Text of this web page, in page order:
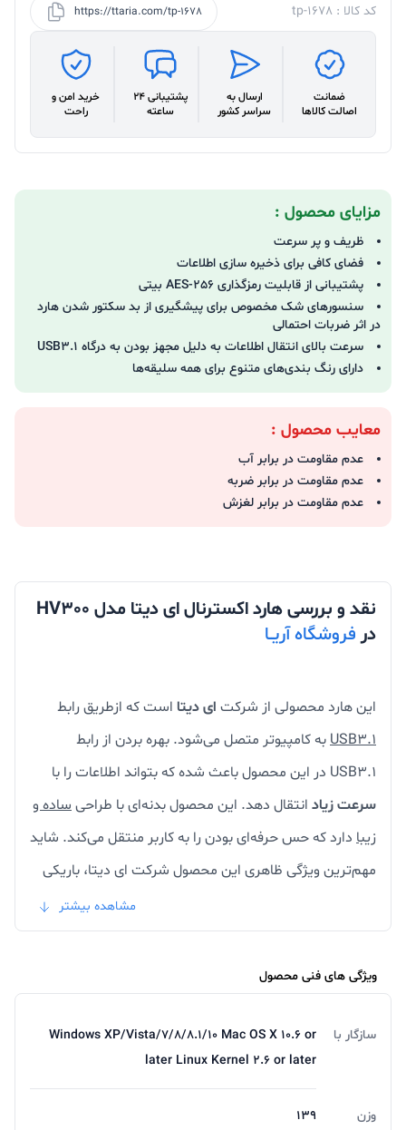
کد کالا : tp-1678 https://ttaria.com/tp-1678
ضمانت
اصالت کالاها
ارسال به
سراسر کشور
پشتیبانی 24
ساعته
خرید امن و
راحت
مزایای محصول :
ظریف و پر سرعت
فضای کافی برای ذخیره سازی اطلاعات
پشتیبانی از قابلیت رمزگذاری AES-256 بیتی
سنسورهای شک مخصوص برای پیشگیری از بد سکتور شدن هارد
در اثر ضربات احتمالی
سرعت بالای انتقال اطلاعات به دلیل مجهز بودن به درگاه USB3.1
دارای رنگ بندی‌های متنوع برای همه سلیقه‌ها
معایب محصول :
عدم مقاومت در برابر آب
عدم مقاومت در برابر ضربه
عدم مقاومت در برابر لغزش
نقد و بررسی هارد اکسترنال ای دیتا مدل HV300
درفروشگاه آریــا
این هارد محصولی از شرکت ای دیتا است که ازطریق رابط
USB3.1به کامپیوتر متصل می‌شود. بهره بردن از رابط
USB3.1 در این محصول باعث شده که بتواند اطلاعات را با
سرعت زیاد انتقال دهد. این محصول بدنه‌ای با طراحیساده و
زیبا دارد که حس حرفه‌ای بودن را به کاربر منتقل می‌کند. شاید
مهم‌ترین ویژگی ظاهری این محصول شرکت ای دیتا، باریکی
آن است؛ وزن این هارد هم 139.8 گرم است و به راحتی
می‌‌توان آن را در کیف لپ‌تاپ خود قرار داده و همیشه با خود
است که برای اتصال این هارد از طریق رابط USB 2.0 به دو
درگاه USB نیاز خواهید داشت؛ برای این کار باید از کابل
مشاهده بیشتر
ویژگی های فنی محصول
سازگار با
Windows XP/Vista/۷/۸/۸.۱/۱۰ Mac OS X ۱۰.۶ or
later Linux Kernel ۲.۶ or later
وزن 139